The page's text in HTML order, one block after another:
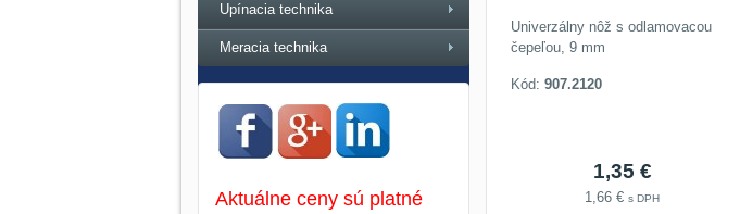
Univerzálny nôž s odlamovacou
čepeľou, 9 mm
Kód:907.2120
1,35 €
1,66 €s DPH
Upínacia technika
Meracia technika
Aktuálne ceny sú platné